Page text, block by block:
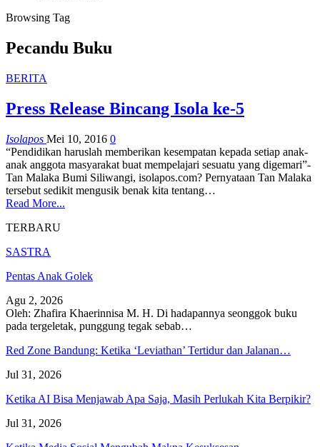
Browsing Tag
Pecandu Buku
BERITA
Press Release Bincang Isola ke-5
Isolapos Mei 10, 2016 0
“Pendidikan haruslah memberikan kesempatan kepada setiap anak-
anak anggota masyarakat buat mempelajari sesuatu yang digemari”-
Tan Malaka Bumi Siliwangi, isolapos.com? Pernyataan Tan Malaka
tersebut sedikit mengusik benak kita tentang…
Read More...
TERBARU
SASTRA
Pentas Anak Golek
Agu 2, 2026
Oleh: Zhafira Khaerinnisa M. H. Di hadapannya seonggok buku
pada tergeletak, punggung tegak sebab…
Red Zone Bandung: Ketika ‘Leviathan’ Tertidur dan Jalanan…
Jul 31, 2026
Ketika AI Bisa Menjawab Apa Saja, Masih Perlukah Kita Berpikir?
Jul 31, 2026